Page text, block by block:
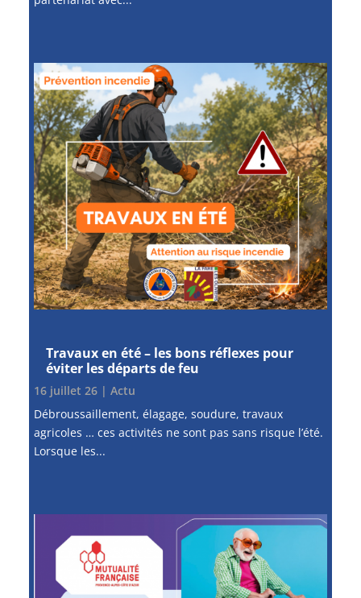
Travaux en été – les bons réflexes pour
éviter les départs de feu
16 juillet 26| Actu
Débroussaillement, élagage, soudure, travaux
agricoles … ces activités ne sont pas sans risque l’été.
Lorsque les...